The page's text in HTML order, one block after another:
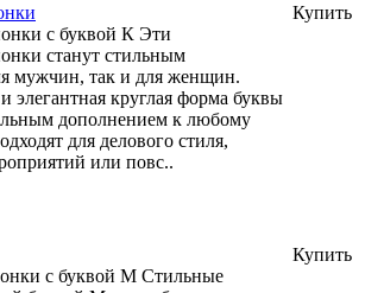
с буквой К Эти
станут стильным
мужчин, так и для женщин.
элегантная круглая форма буквы
дополнением к любому
для делового стиля,
или повс..
Купить
с буквой М Стильные
Купить